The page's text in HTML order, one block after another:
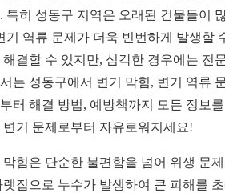
특히 성동구 지역은 오래된 건물들이
기 역류 문제가 더욱 빈번하게 발생할
해결할 수 있지만, 심각한 경우에는 전
는 성동구에서 변기 막힘, 변기 역류
터 해결 방법, 예방책까지 모든 정보
변기 문제로부터 자유로워지세요!
막힘은 단순한 불편함을 넘어 위생 문
랫집으로 누수가 발생하여 큰 피해를